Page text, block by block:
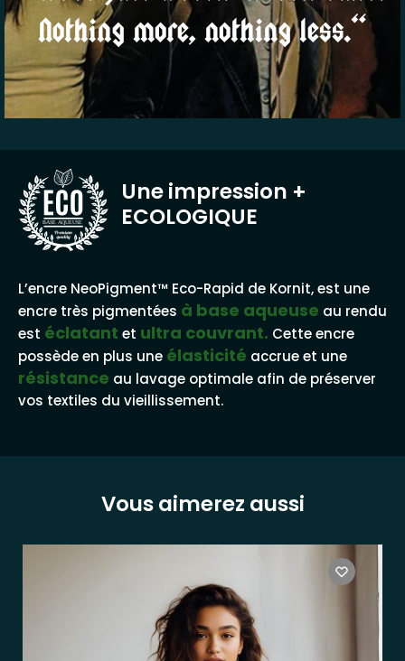
Nothing more, nothing less.“
BASE AQUEUSE
Une impression +
ECOLOGIQUE
L’encre NeoPigment™ Eco-Rapid de Kornit, est une
encre très pigmentées à base aqueuse au rendu
est éclatant et ultra couvrant. Cette encre
possède en plus une élasticité accrue et une
résistance au lavage optimale afin de préserver
vos textiles du vieillissement.
Vous aimerez aussi